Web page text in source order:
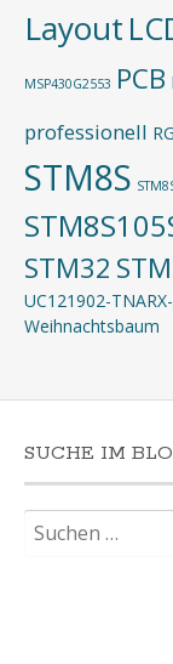
Layout
MSP430G2553 PCB
professionell
STM8S
STM32
UC121902-
Weihnachtsbaum
SUCHE IM
nach: